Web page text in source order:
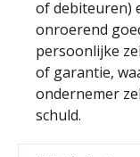
of debiteuren)
onroerend
persoonlijke
of garantie,
ondernemer
schuld.